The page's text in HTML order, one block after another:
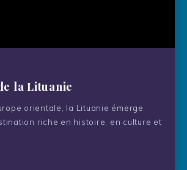
la Lituanie
orientale, la Lituanie émerge
riche en histoire, en culture et